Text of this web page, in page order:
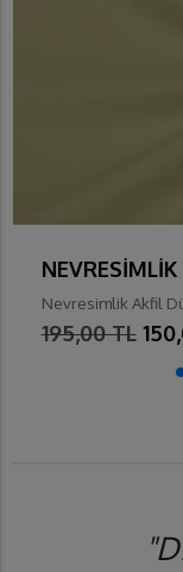
Nevresimlik Akfil
195,00 TL